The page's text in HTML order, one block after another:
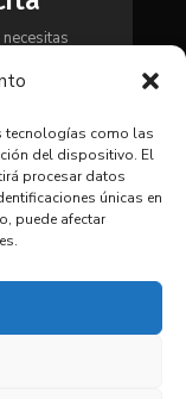
tecnologías como las
del dispositivo. El
procesar datos
únicas en
puede afectar
para